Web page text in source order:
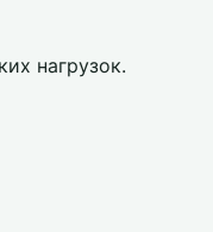
нагрузок.